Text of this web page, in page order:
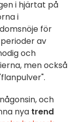
i hjärtat på
i
för
av
och
men också
och
nya trend